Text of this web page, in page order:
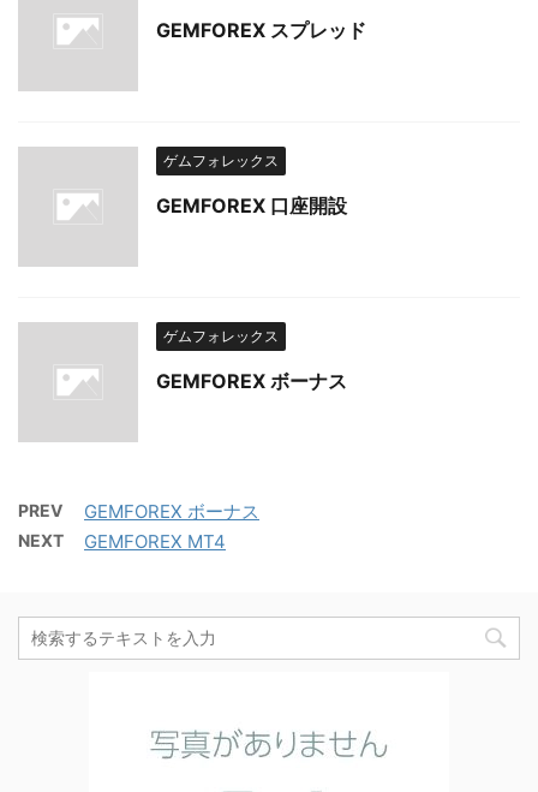
GEMFOREX スプレッド
ゲムフォレックス
GEMFOREX 口座開設
ゲムフォレックス
GEMFOREX ボーナス
PREV GEMFOREX ボーナス
NEXT GEMFOREX MT4